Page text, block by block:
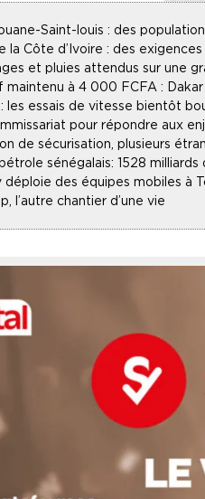
Saint-louis : des
la Côte d’Ivoire : des
et pluies attendus sur une
à 4 000 FCFA :
les essais de vitesse bientôt
pour répondre aux
de sécurisation, plusieurs
sénégalais : 1528
déploie des équipes mobiles à
l’autre chantier d’une vie